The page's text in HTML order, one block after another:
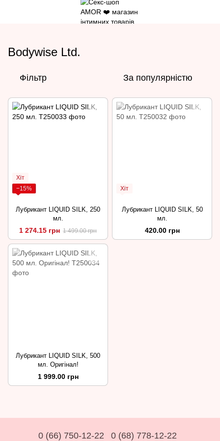
Bodywise Ltd.
Фільтр За популярністю
Хіт
−15%
Лубрикант LIQUID SILK, 250
мл.
1 274.15 грн 1 499.00 грн
Хіт
Лубрикант LIQUID SILK, 50
мл.
420.00 грн
Лубрикант LIQUID SILK, 500
мл. Оригінал!
1 999.00 грн
0 (66) 750-12-22 0 (68) 778-12-22